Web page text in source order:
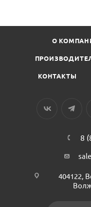
О
КОНТАКТЫ
8
404122,